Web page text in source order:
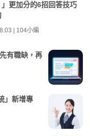
更加分的6招回答技巧
| 104小編
有職缺，再
」新增專